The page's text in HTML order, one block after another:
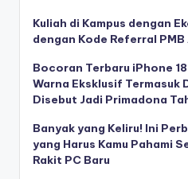
Kuliah di Kampus dengan
dengan Kode Referral
Bocoran Terbaru iPhone
Warna Eksklusif Termasuk
Disebut Jadi Primadona
Banyak yang Keliru! Ini
yang Harus Kamu Pahami
Rakit PC Baru